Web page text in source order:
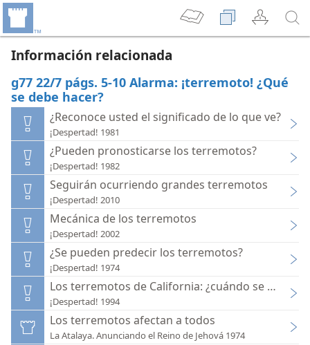
Información relacionada
g77 22/7 págs. 5-10 Alarma: ¡terremoto! ¿Qué
se debe hacer?
¿Reconoce usted el significado de lo que ve?
¡Despertad! 1981
¿Pueden pronosticarse los terremotos?
¡Despertad! 1982
Seguirán ocurriendo grandes terremotos
¡Despertad! 2010
Mecánica de los terremotos
¡Despertad! 2002
¿Se pueden predecir los terremotos?
¡Despertad! 1974
Los terremotos de California: ¿cuándo se
¡Despertad! 1994
Los terremotos afectan a todos
La Atalaya. Anunciando el Reino de Jehová 1974